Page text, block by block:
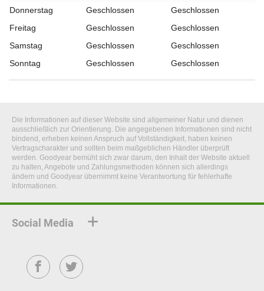
Donnerstag
Geschlossen
Geschlossen
Freitag
Geschlossen
Geschlossen
Samstag
Geschlossen
Geschlossen
Sonntag
Geschlossen Geschlossen
Die Informationen auf dieser Website sind allgemeiner Natur und dienen
ausschließlich zur Orientierung. Die angegebenen Informationen sind nicht
bindend, erheben keinen Anspruch auf Vollständigkeit, haben keinen
Vertragscharakter und sollten beim maßgeblichen Händler überprüft
werden. Goodyear bemüht sich zwar darum, den Inhalt der Website aktuell
zu halten, Angebote und Zahlungsmethoden können sich allerdings
ändern und Goodyear übernimmt keine Verantwortung für fehlerhafte
Informationen.
Social Media
FacebookTwitter